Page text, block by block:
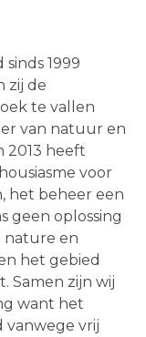
1999
zij de
te vallen
van natuur en
2013 heeft
voor
het beheer een
geen oplossing
nature en
het gebied
Samen zijn wij
want het
vrij